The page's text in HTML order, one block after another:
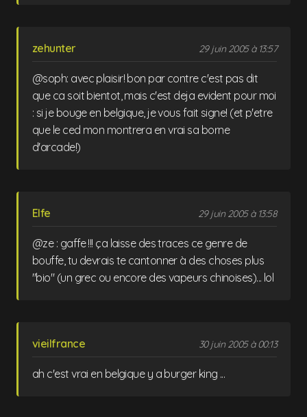
zehunter 29 juin 2005 à 13:57
@soph: avec plaisir! bon par contre c'est pas dit
que ca soit bientot, mais c'est deja evident pour moi
: si je bouge en belgique, je vous fait signe! (et p'etre
que le ced mon montrera en vrai sa borne
d'arcade!)
Elfe 29 juin 2005 à 13:58
@ze : gaffe !!! ça laisse des traces ce genre de
bouffe, tu devrais te cantonner à des choses plus
"bio" (un grec ou encore des vapeurs chinoises)... lol
vieilfrance 30 juin 2005 à 00:13
ah c'est vrai en belgique y a burger king ...